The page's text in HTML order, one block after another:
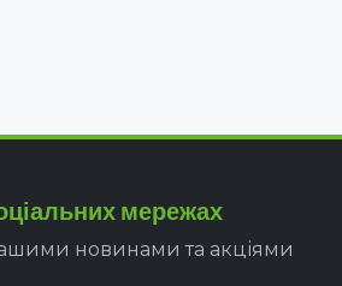
мережах
новинами та акціями